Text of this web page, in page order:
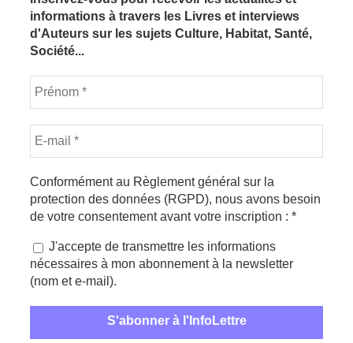
informations à travers les Livres et interviews
d'Auteurs sur les sujets Culture, Habitat, Santé,
Société...
Conformément au Règlement général sur la
protection des données (RGPD), nous avons besoin
de votre consentement avant votre inscription : *
J'accepte de transmettre les informations
nécessaires à mon abonnement à la newsletter
(nom et e-mail).